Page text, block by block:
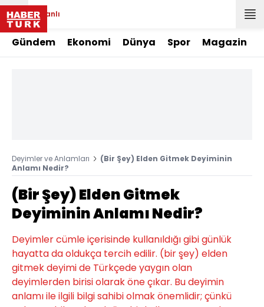
Canlı
Gündem Ekonomi Dünya Spor Magazin
Deyimler ve Anlamları
(Bir Şey) Elden Gitmek Deyiminin
Anlamı Nedir?
(Bir Şey) Elden Gitmek
Deyiminin Anlamı Nedir?
Deyimler cümle içerisinde kullanıldığı gibi günlük
hayatta da oldukça tercih edilir. (bir şey) elden
gitmek deyimi de Türkçede yaygın olan
deyimlerden birisi olarak öne çıkar. Bu deyimin
anlamı ile ilgili bilgi sahibi olmak önemlidir; çünkü